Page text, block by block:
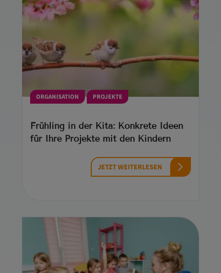
ORGANISATION PROJEKTE
Frühling in der Kita: Konkrete Ideen
für Ihre Projekte mit den Kindern
JETZT WEITERLESEN